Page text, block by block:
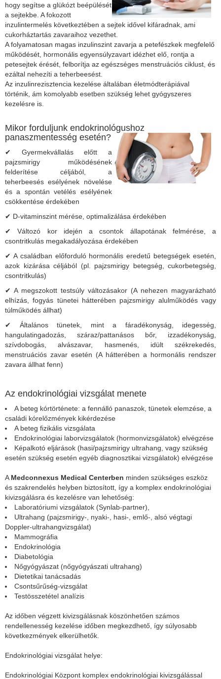
hogy segítse a glükózt beépülését
a sejtekbe. A fokozott
inzulintermelés következtében a sejtek idővel kifáradnak, ami
cukorháztartás zavaraihoz vezethet.
A folyamatosan magas inzulinszint zavarja a petefészkek megfelelő
működését, hormonális egyensúlyzavart idézhet elő, rontja a
petesejtek érését, felborítja az egészséges menstruációs ciklust, és
ezáltal nehezíti a teherbeesést.
Az inzulinrezisztencia kezelése általában életmódterápiával
történik, ám komolyabb esetben szükség lehet gyógyszeres
kezelésre is.
Mikor forduljunk endokrinológushoz
panaszmentesség esetén?
✔ Gyermekvállalás előtt a
pajzsmirigy működésének
felderítése céljából, a
teherbeesés esélyének növelése
és a spontán vetélés esélyének
csökkentése érdekében
✔ D-vitaminszint mérése, optimalizálása érdekében
✔ Változó kor idején a csontok állapotának felmérése, a
csontritkulás megakadályozása érdekében
✔ A családban előforduló hormonális eredetű betegségek esetén,
azok kizárása céljából (pl. pajzsmirigy betegség, cukorbetegség,
csontritkulás)
✔ A megszokott testsúly változásakor (A nehezen magyarázható
elhízás, fogyás tünetei hátterében pajzsmirigy alulműködés vagy
túlműködés állhat)
✔ Általános tünetek, mint a fáradékonyság, idegesség,
hangulatingadozás, száraz/pattanásos bőr, izzadékonyság,
szívdobogás, alvászavar, hasmenés, idült székrekedés,
menstruációs zavar esetén (A hátterében a hormonális rendszer
zavara állhat fenn)
Az endokrinológiai vizsgálat menete
A beteg kórtörténete: a fennálló panaszok, tünetek elemzése, a
családi kórelőzmények kikérdezése
A beteg fizikális vizsgálata
Endokrinológiai laborvizsgálatok (hormonvizsgálatok) elvégzése
Képalkotó eljárások (hasi/pajzsmirigy ultrahang, vagy szükség
esetén szükség esetén egyéb diagnosztikai vizsgálatok) elvégzése
A Medconnexus Medical Centerben minden szükséges eszköz
és szakrendelés helyben biztosított, így a komplex endokrinológiai
kivizsgálásra és kezelésre van lehetőség:
Laboratóriumi vizsgálatok (Synlab-partner),
Ultrahang (pajzsmirigy-, nyaki-, hasi-, emlő-, alsó végtagi
Doppler-ultrahangvizsgálat)
Mammográfia
Endokrinológia
Diabetológia
Nőgyógyászat (nőgyógyászati ultrahang)
Dietetikai tanácsadás
Csontsűrűség-vizsgálat
Testösszetétel analízis
Az időben végzett kivizsgálásnak köszönhetően számos
rendellenesség kezelése időben megkezdhető, így súlyosabb
következmények elkerülhetők.
Endokrinológiai vizsgálat helye:
Endokrinológiai Központ komplex endokrinológiai kivizsgálással